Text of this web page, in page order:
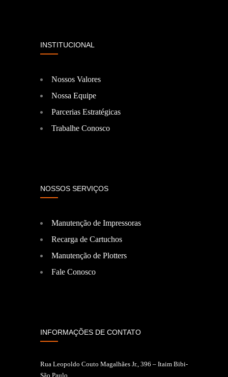
INSTITUCIONAL
Nossos Valores
Nossa Equipe
Parcerias Estratégicas
Trabalhe Conosco
NOSSOS SERVIÇOS
Manutenção de Impressoras
Recarga de Cartuchos
Manutenção de Plotters
Fale Conosco
INFORMAÇÕES DE CONTATO
Rua Leopoldo Couto Magalhães Jr., 396 – Itaim Bibi-
São Paulo